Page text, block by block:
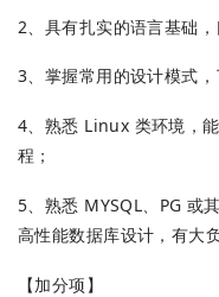
2、具有扎实的语言基础
3、掌握常用的设计模式
4、熟悉 Linux 类环境，
程；
5、熟悉 MYSQL、PG 或
高性能数据库设计，有大
【加分项】